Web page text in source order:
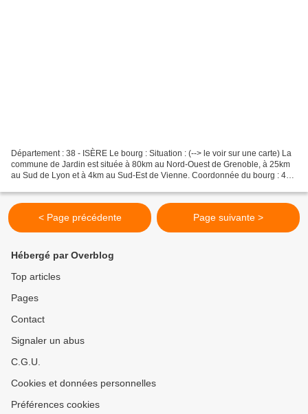
Département : 38 - ISÈRE Le bourg : Situation : (--> le voir sur une carte) La
commune de Jardin est située à 80km au Nord-Ouest de Grenoble, à 25km
au Sud de Lyon et à 4km au Sud-Est de Vienne. Coordonnée du bourg : 45°
< Page précédente Page suivante >
Hébergé par Overblog
Top articles
Pages
Contact
Signaler un abus
C.G.U.
Cookies et données personnelles
Préférences cookies